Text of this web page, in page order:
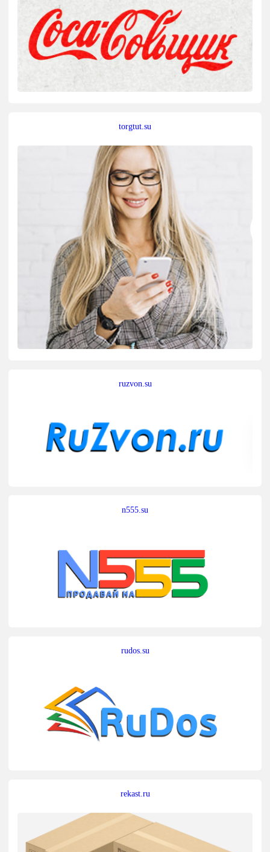
torgtut.su
ruzvon.su
n555.su
rudos.su
rekast.ru